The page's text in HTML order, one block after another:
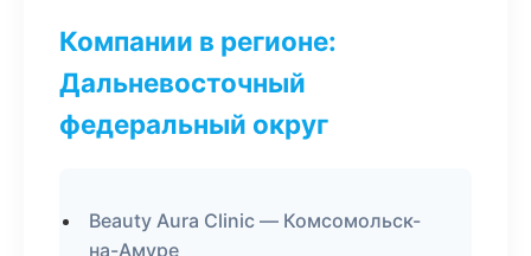
Компании в регионе:
Дальневосточный
федеральный округ
Beauty Aura Clinic — Комсомольск-
на-Амуре